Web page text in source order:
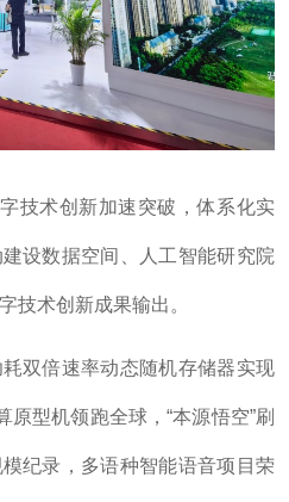
术创新加速突破，体系化实
设数据空间、人工智能研究院
技术创新成果输出。
倍速率动态随机存储器实现
原型机领跑全球，“本源悟空”刷
纪录，多语种智能语音项目荣